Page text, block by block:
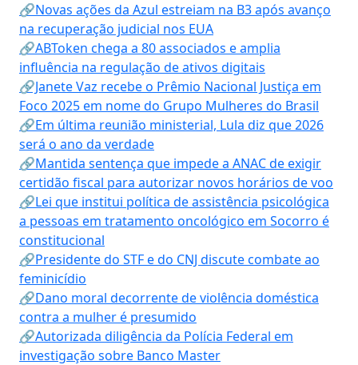
🔗Novas ações da Azul estreiam na B3 após avanço
na recuperação judicial nos EUA
🔗ABToken chega a 80 associados e amplia
influência na regulação de ativos digitais
🔗Janete Vaz recebe o Prêmio Nacional Justiça em
Foco 2025 em nome do Grupo Mulheres do Brasil
🔗Em última reunião ministerial, Lula diz que 2026
será o ano da verdade
🔗Mantida sentença que impede a ANAC de exigir
certidão fiscal para autorizar novos horários de voo
🔗Lei que institui política de assistência psicológica
a pessoas em tratamento oncológico em Socorro é
constitucional
🔗Presidente do STF e do CNJ discute combate ao
feminicídio
🔗Dano moral decorrente de violência doméstica
contra a mulher é presumido
🔗Autorizada diligência da Polícia Federal em
investigação sobre Banco Master